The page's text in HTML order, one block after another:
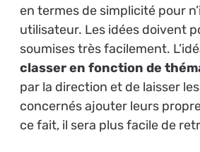
en termes de simplicité pour
utilisateur. Les idées doivent
soumises très facilement.
classer en fonction de
par la direction et de laisser
concernés ajouter leurs
ce fait, il sera plus facile de